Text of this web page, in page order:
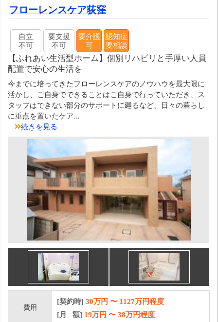
フローレンスケア荻窪
自立
不可
要支援
不可
要介護
可
認知症
要相談
【ふれあい生活型ホーム】個別リハビリと手厚い人員
配置で安心の生活を
今までに培ってきたフローレンスケアのノウハウを最大限に
活かし、ご自身でできることはご自身で行っていただき、ス
タッフはできない部分のサポートに廻るなど、日々の暮らし
に重点を置いたケア...
続きを見る
費用
[契約時] 30万円 〜 1127万円程度
[月 額] 19万円 〜 38万円程度